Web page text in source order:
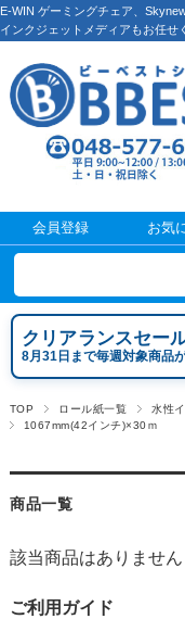
E-WIN ゲーミングチェア、
インクジェットメディアもお任せ
会員登録 お気
クリアランスセー
8月31日まで毎週対象商品
TOP ロール紙一覧 水性
1067mm(42インチ)×30ｍ
商品一覧
該当商品はありません
ご利用ガイド